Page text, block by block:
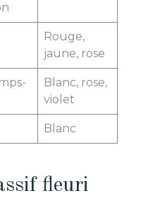
Rouge,
jaune, rose
Blanc, rose,
violet
Blanc
fleuri